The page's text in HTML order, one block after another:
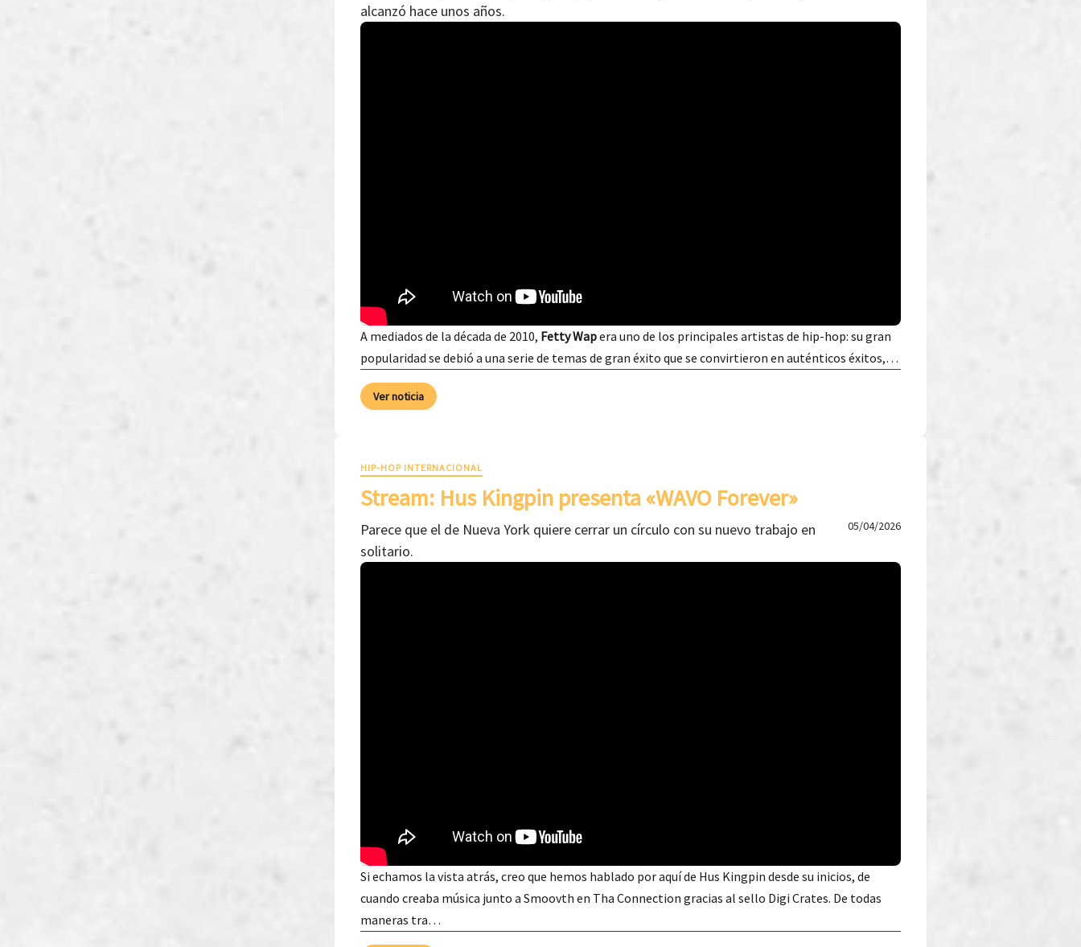
alcanzó hace unos años.
A mediados de la década de 2010, Fetty Wapera uno de los principales artistas de hip-hop: su gran
popularidad se debió a una serie de temas de gran éxito que se convirtieron en auténticos éxitos,…
Ver noticia
HIP-HOP INTERNACIONAL
Stream: Hus Kingpin presenta «WAVO Forever»
Parece que el de Nueva York quiere cerrar un círculo con su nuevo trabajo en
solitario.
05/04/2026
Si echamos la vista atrás, creo que hemos hablado por aquí de Hus Kingpin desde su inicios, de
cuando creaba música junto a Smoovth en Tha Connection gracias al sello Digi Crates. De todas
maneras tra…